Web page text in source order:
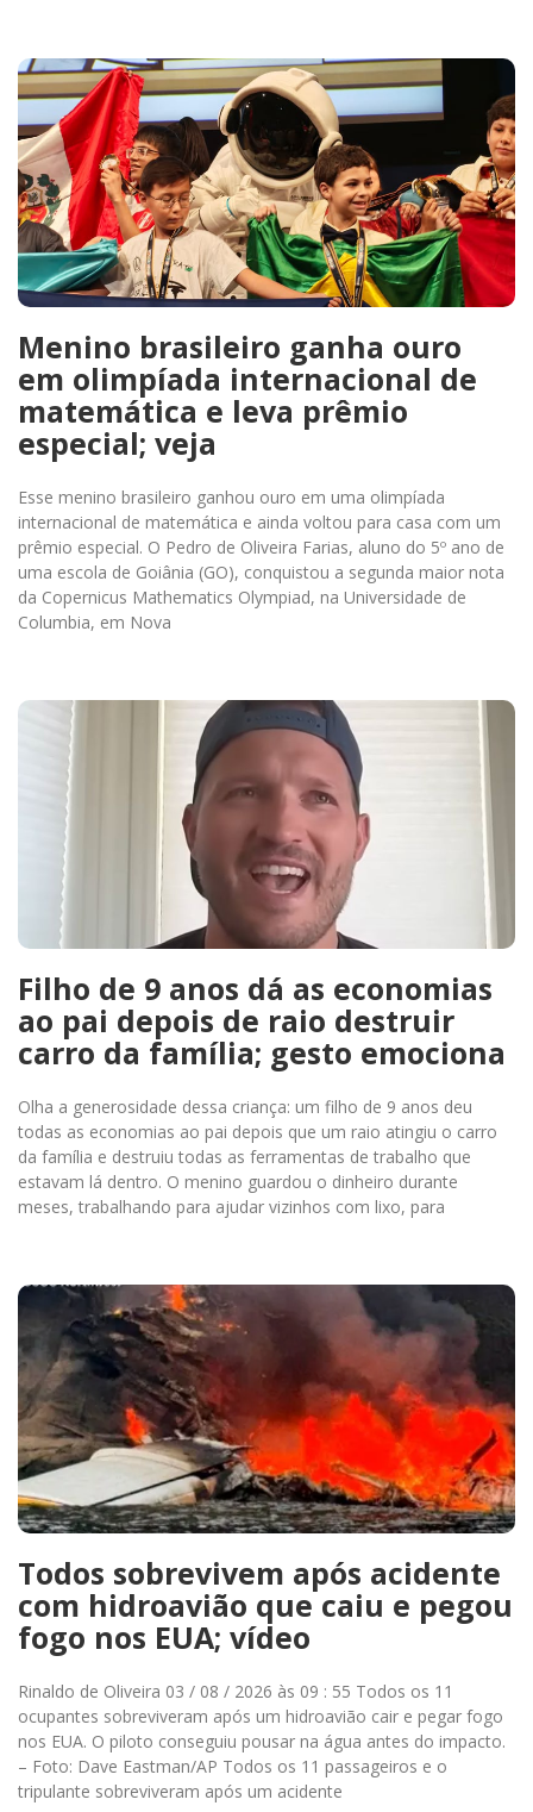
Menino brasileiro ganha ouro
em olimpíada internacional de
matemática e leva prêmio
especial; veja
Esse menino brasileiro ganhou ouro em uma olimpíada
internacional de matemática e ainda voltou para casa com um
prêmio especial. O Pedro de Oliveira Farias, aluno do 5º ano de
uma escola de Goiânia (GO), conquistou a segunda maior nota
da Copernicus Mathematics Olympiad, na Universidade de
Columbia, em Nova
Filho de 9 anos dá as economias
ao pai depois de raio destruir
carro da família; gesto emociona
Olha a generosidade dessa criança: um filho de 9 anos deu
todas as economias ao pai depois que um raio atingiu o carro
da família e destruiu todas as ferramentas de trabalho que
estavam lá dentro. O menino guardou o dinheiro durante
meses, trabalhando para ajudar vizinhos com lixo, para
Todos sobrevivem após acidente
com hidroavião que caiu e pegou
fogo nos EUA; vídeo
Rinaldo de Oliveira 03 / 08 / 2026 às 09 : 55 Todos os 11
ocupantes sobreviveram após um hidroavião cair e pegar fogo
nos EUA. O piloto conseguiu pousar na água antes do impacto.
– Foto: Dave Eastman/AP Todos os 11 passageiros e o
tripulante sobreviveram após um acidente